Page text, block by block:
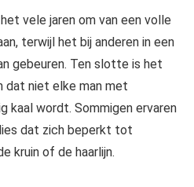
vele jaren om van een volle
terwijl het bij anderen in een
gebeuren. Ten slotte is het
dat niet elke man met
kaal wordt. Sommigen ervaren
dat zich beperkt tot
kruin of de haarlijn.